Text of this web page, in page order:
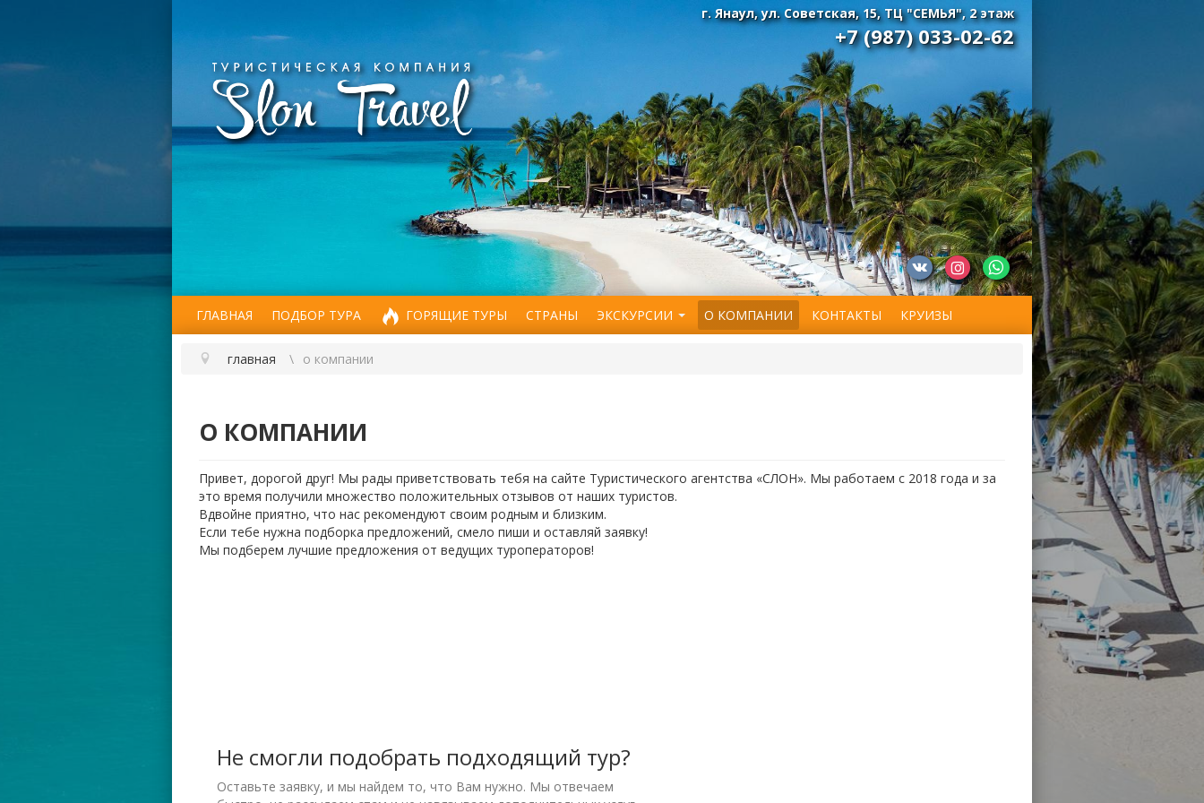
г. Янаул, ул. Советская, 15, ТЦ "СЕМЬЯ", 2 этаж
+7 (987) 033-02-62
ГЛАВНАЯ ПОДБОР ТУРА ГОРЯЩИЕ ТУРЫ СТРАНЫ ЭКСКУРСИИ О КОМПАНИИ КОНТАКТЫ КРУИЗЫ
главная о компании
О КОМПАНИИ
Привет, дорогой друг! Мы рады приветствовать тебя на сайте Туристического агентства «СЛОН». Мы работаем с 2018 года и за
это время получили множество положительных отзывов от наших туристов.
Вдвойне приятно, что нас рекомендуют своим родным и близким.
Если тебе нужна подборка предложений, смело пиши и оставляй заявку!
Мы подберем лучшие предложения от ведущих туроператоров!
Не смогли подобрать подходящий тур?
Оставьте заявку, и мы найдем то, что Вам нужно. Мы отвечаем